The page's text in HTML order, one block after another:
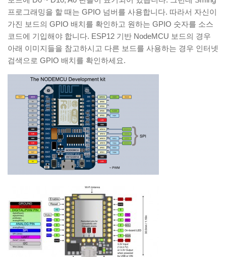
프로그래밍을 할 때는 GPIO 넘버를 사용합니다. 따라서 자신이
가진 보드의 GPIO 배치를 확인하고 원하는 GPIO 숫자를 소스
코드에 기입해야 합니다. ESP12 기반 NodeMCU 보드의 경우
아래 이미지들을 참고하시고 다른 보드를 사용하는 경우 인터넷
검색으로 GPIO 배치를 확인하세요.